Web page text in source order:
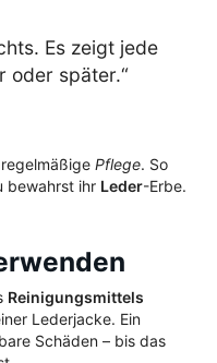
Es zeigt jede
oder später.“
Pflege. So
bewahrst ihr Leder-Erbe.
Reinigungsmittels
Lederjacke. Ein
Schäden – bis das